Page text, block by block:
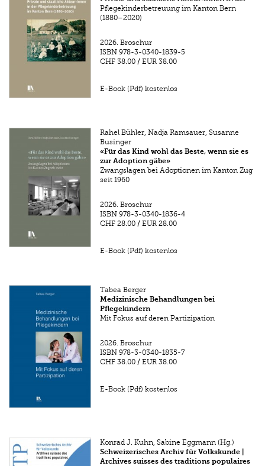
Pflegekinderbetreuung im Kanton Bern
(1880–2020)
2026. Broschur
ISBN 978-3-0340-1839-5
CHF 38.00 /EUR 38.00
E-Book (Pdf) kostenlos
Rahel Bühler, Nadja Ramsauer, Susanne
Businger
«Für das Kind wohl das Beste, wenn sie es
zur Adoption gäbe»
Zwangslagen bei Adoptionen im Kanton Zug
seit 1960
2026. Broschur
ISBN 978-3-0340-1836-4
CHF 28.00 /EUR 28.00
E-Book (Pdf) kostenlos
Tabea Berger
Medizinische Behandlungen bei
Pflegekindern
Mit Fokus auf deren Partizipation
2026. Broschur
ISBN 978-3-0340-1835-7
CHF 38.00 /EUR 38.00
E-Book (Pdf) kostenlos
Konrad J. Kuhn, Sabine Eggmann (Hg.)
Schweizerisches Archiv für Volkskunde |
Archives suisses des traditions populaires